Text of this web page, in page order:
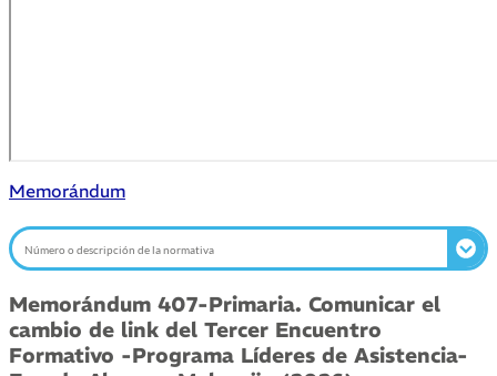
Memorándum
Memorándum 407-Primaria. Comunicar el
cambio de link del Tercer Encuentro
Formativo -Programa Líderes de Asistencia-